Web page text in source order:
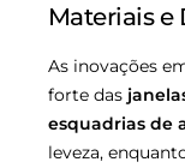
Materiais
As inovações
forte das
esquadrias de
leveza,